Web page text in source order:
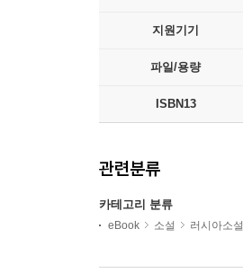
지원기기
파일/용량
ISBN13
관련분류
카테고리 분류
eBook 소설 러시아소설